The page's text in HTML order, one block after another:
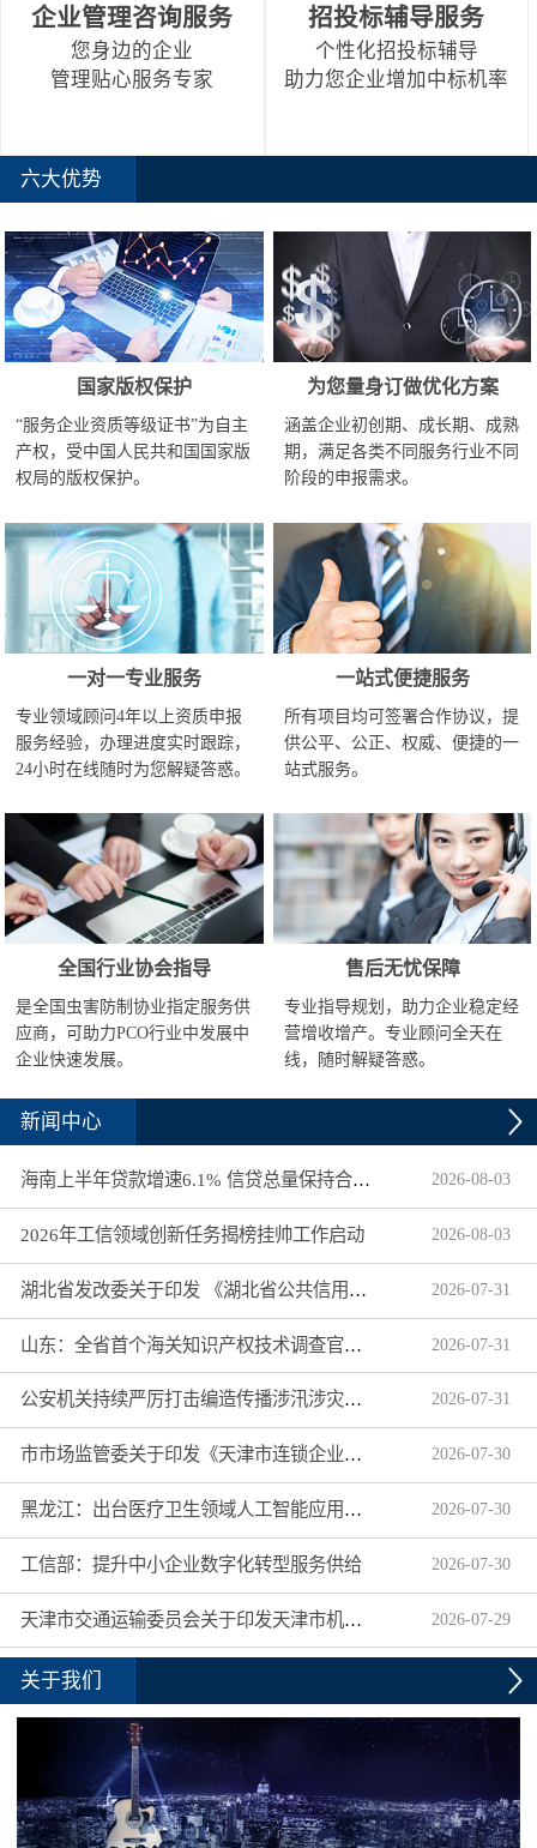
企业管理咨询服务
您身边的企业
管理贴心服务专家
招投标辅导服务
个性化招投标辅导
助力您企业增加中标机率
六大优势
国家版权保护
“服务企业资质等级证书”为自主
产权，受中国人民共和国国家版
权局的版权保护。
为您量身订做优化方案
涵盖企业初创期、成长期、成熟
期，满足各类不同服务行业不同
阶段的申报需求。
一对一专业服务
专业领域顾问4年以上资质申报
服务经验，办理进度实时跟踪，
24小时在线随时为您解疑答惑。
一站式便捷服务
所有项目均可签署合作协议，提
供公平、公正、权威、便捷的一
站式服务。
全国行业协会指导
是全国虫害防制协业指定服务供
应商，可助力PCO行业中发展中
企业快速发展。
售后无忧保障
专业指导规划，助力企业稳定经
营增收增产。专业顾问全天在
线，随时解疑答惑。
新闻中心
海南上半年贷款增速6.1% 信贷总量保持合理平稳增长 2026-08-03
2026年工信领域创新任务揭榜挂帅工作启动 2026-08-03
湖北省发改委关于印发 《湖北省公共信用信息目录（2026年版）》的通知 2026-07-31
山东：全省首个海关知识产权技术调查官制度落地济南自贸片区 2026-07-31
公安机关持续严厉打击编造传播涉汛涉灾网络谣言 2026-07-31
市市场监管委关于印发《天津市连锁企业食品经营许可“先证后核”信用承诺审批实施办法》的通知 2026-07-30
黑龙江：出台医疗卫生领域人工智能应用工作实施方案 2026-07-30
工信部：提升中小企业数字化转型服务供给 2026-07-30
天津市交通运输委员会关于印发天津市机动车驾驶员培训机构及教练员综合信用评价管理办法的通知 2026-07-29
关于我们